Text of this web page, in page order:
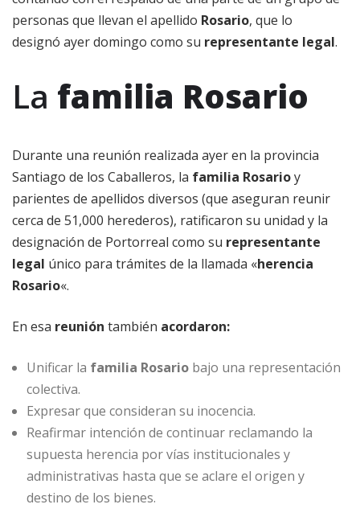
personas que llevan el apellido Rosario, que lo
designó ayer domingo como su representante legal.
La familia Rosario
Durante una reunión realizada ayer en la provincia
Santiago de los Caballeros, la familia Rosarioy
parientes de apellidos diversos (que aseguran reunir
cerca de 51,000 herederos), ratificaron su unidad y la
designación de Portorreal como su representante
legal único para trámites de la llamada «herencia
Rosario«.
En esa reunión también acordaron:
Unificar la familia Rosario bajo una representación
colectiva.
Expresar que consideran su inocencia.
Reafirmar intención de continuar reclamando la
supuesta herencia por vías institucionales y
administrativas hasta que se aclare el origen y
destino de los bienes.